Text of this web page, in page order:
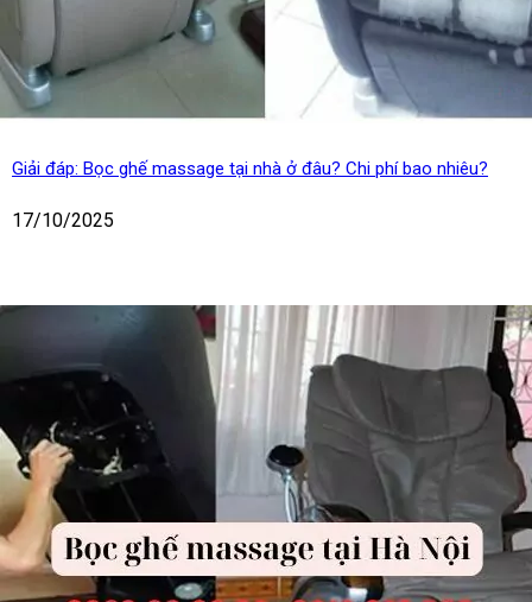
Giải đáp: Bọc ghế massage tại nhà ở đâu? Chi phí bao nhiêu?
17/10/2025